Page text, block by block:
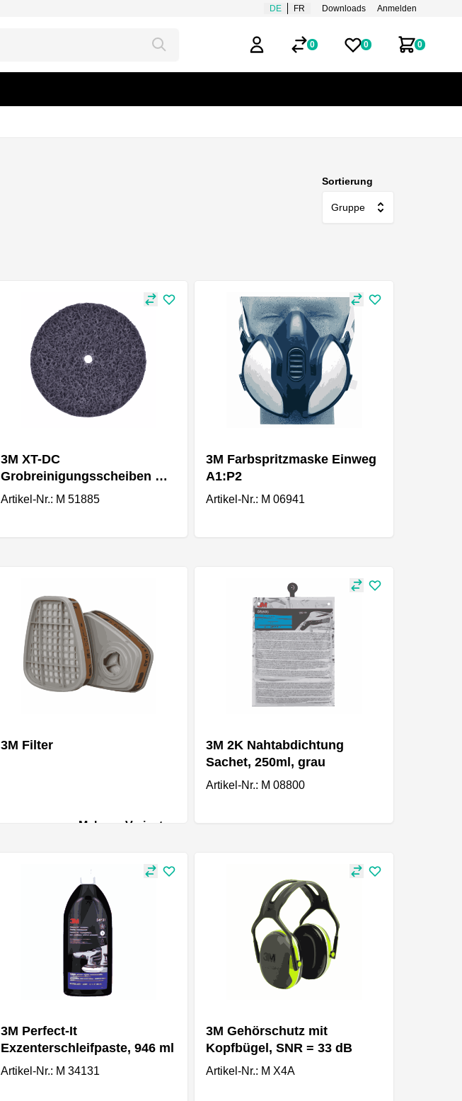
DE FR Downloads Anmelden
Mein Benutzerkonto
0 0
Merklisten
0
Zum
Sortierung
Gruppe
3M XT-DC
Grobreinigungsscheiben Ø
150 x 13 mm 2 Stk
Artikel-Nr.: M 51885
3M Farbspritzmaske Einweg
A1:P2
Artikel-Nr.: M 06941
3M Filter
Mehrere Varianten
3M 2K Nahtabdichtung
Sachet, 250ml, grau
Artikel-Nr.: M 08800
3M Perfect-It
Exzenterschleifpaste, 946 ml
Artikel-Nr.: M 34131
3M Gehörschutz mit
Kopfbügel, SNR = 33 dB
Artikel-Nr.: M X4A